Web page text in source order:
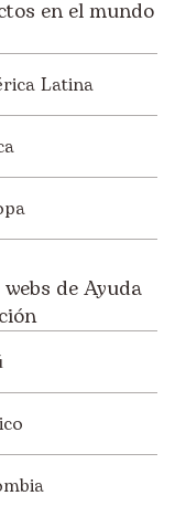
en el mundo
Latina
de Ayuda